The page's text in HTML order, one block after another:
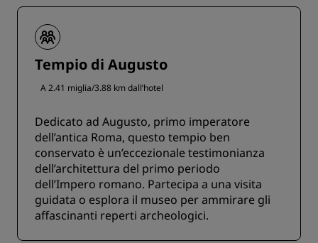
Tempio di Augusto
A 2.41 miglia/3.88 km dall’hotel
Dedicato ad Augusto, primo imperatore
dell’antica Roma, questo tempio ben
conservato è un’eccezionale testimonianza
dell’architettura del primo periodo
dell’Impero romano. Partecipa a una visita
guidata o esplora il museo per ammirare gli
affascinanti reperti archeologici.